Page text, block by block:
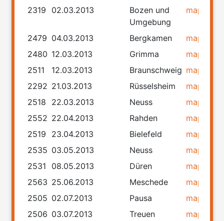
2319 02.03.2013
Bozen und
Umgebung
map
2479 04.03.2013 Bergkamen map
2480 12.03.2013 Grimma map
2511
12.03.2013 Braunschweig map
2292 21.03.2013 Rüsselsheim map
2518
22.03.2013 Neuss map
2552 22.04.2013 Rahden map
2519
23.04.2013 Bielefeld map
2535 03.05.2013 Neuss map
2531
08.05.2013 Düren map
2563 25.06.2013 Meschede map
2505 02.07.2013 Pausa map
2506 03.07.2013 Treuen map